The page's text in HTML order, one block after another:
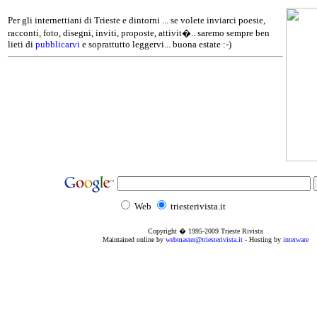
Per gli internettiani di Trieste e dintorni ... se volete inviarci poesie,
racconti, foto, disegni, inviti, proposte, attivit�.. saremo sempre ben
lieti di pubblicarvi e soprattutto leggervi... buona estate :-)
Web triesterivista.it
Copyright � 1995-2009 Trieste Rivista
Maintained online by webmaster@triesterivista.it- Hosting by interware